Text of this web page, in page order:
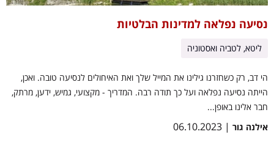
נסיעה נפלאה למדינות הבלטיות
ליטא, לטביה ואסטוניה
הי דב, רק כשחזרנו גילינו את המייל שלך ואת האיחולים לנסיעה טובה. ואכן,
הייתה נסיעה נפלאה ועל כך תודה רבה. המדריך - מקצועי, גמיש, ידען, מרתק,
חבר אלינו באופן...
אילנה גור | 06.10.2023